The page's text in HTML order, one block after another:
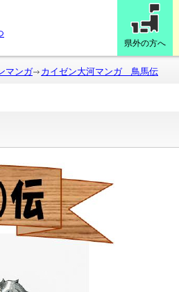
県外の方へ
マンガ カイゼン大河マンガ 鳥馬伝